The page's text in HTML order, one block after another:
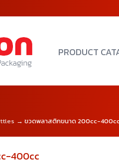
PRODUCT
→ ขวดพลาสติกขนาด 200cc-
400cc